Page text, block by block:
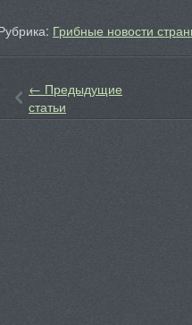
Грибные новости
← Предыдущие
статьи